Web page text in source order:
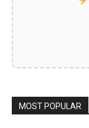
MOST POPULAR